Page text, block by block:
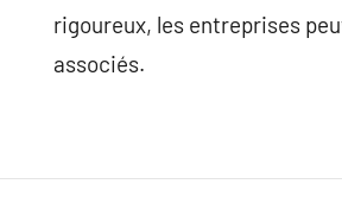
rigoureux, les entreprises
associés.